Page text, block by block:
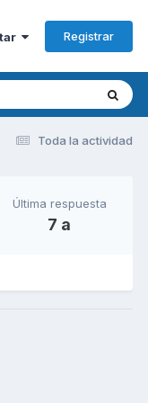
Registrar
Toda la actividad
Última respuesta
7 a